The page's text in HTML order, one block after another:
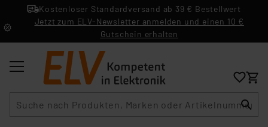
Kostenloser Standardversand ab 39 € Bestellwert
Jetzt zum ELV-Newsletter anmelden und einen 10 €
Gutschein erhalten